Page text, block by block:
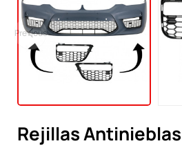
Previous
Rejillas